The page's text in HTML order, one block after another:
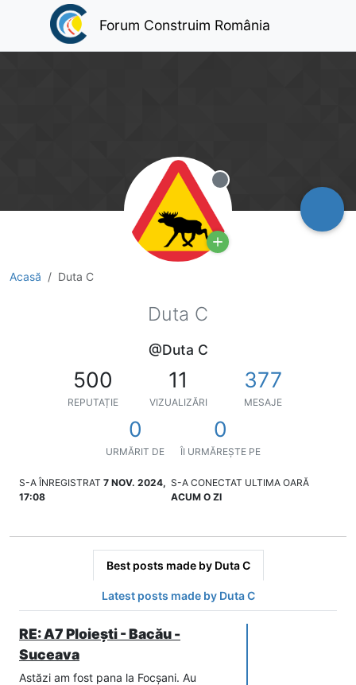
Forum Construim România
Acasă Duta C
Deconectat
Duta C
@Duta C
500
REPUTAȚIE
11
VIZUALIZĂRI
377
MESAJE
0
URMĂRIT DE
0
ÎI URMĂREȘTE PE
S-A ÎNREGISTRAT 7 NOV. 2024,
17:08
S-A CONECTAT ULTIMA OARĂ
ACUM O ZI
Best posts made by Duta C
Latest posts made by Duta C
RE: A7 Ploiești - Bacău -
Suceava
Astăzi am fost pana la Focșani. Au